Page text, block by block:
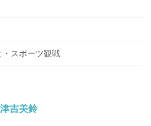
スポーツ観戦
津吉美鈴